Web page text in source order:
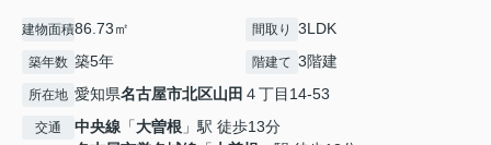
建物面積86.73㎡ 間取り 3LDK
築年数 築5年 階建て 3階建
所在地 愛知県名古屋市北区山田 ４丁目14-53
交通 中央線 「大曽根 」駅 徒歩13分